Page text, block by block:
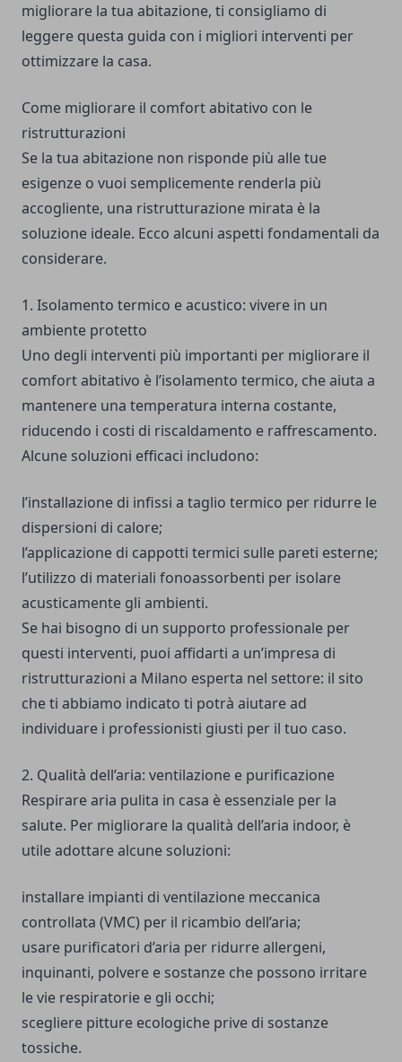
migliorare la tua abitazione, ti consigliamo di
leggere questa guida con i migliori interventi per
ottimizzare la casa.
Come migliorare il comfort abitativo con le
ristrutturazioni
Se la tua abitazione non risponde più alle tue
esigenze o vuoi semplicemente renderla più
accogliente, una ristrutturazione mirata è la
soluzione ideale. Ecco alcuni aspetti fondamentali da
considerare.
1. Isolamento termico e acustico: vivere in un
ambiente protetto
Uno degli interventi più importanti per migliorare il
comfort abitativo è l’isolamento termico, che aiuta a
mantenere una temperatura interna costante,
riducendo i costi di riscaldamento e raffrescamento.
Alcune soluzioni efficaci includono:
l’installazione di infissi a taglio termico per ridurre le
dispersioni di calore;
l’applicazione di cappotti termici sulle pareti esterne;
l’utilizzo di materiali fonoassorbenti per isolare
acusticamente gli ambienti.
Se hai bisogno di un supporto professionale per
questi interventi, puoi affidarti a un’impresa di
ristrutturazioni a Milano esperta nel settore: il sito
che ti abbiamo indicato ti potrà aiutare ad
individuare i professionisti giusti per il tuo caso.
2. Qualità dell’aria: ventilazione e purificazione
Respirare aria pulita in casa è essenziale per la
salute. Per migliorare la qualità dell’aria indoor, è
utile adottare alcune soluzioni:
installare impianti di ventilazione meccanica
controllata (VMC) per il ricambio dell’aria;
usare purificatori d’aria per ridurre allergeni,
inquinanti, polvere e sostanze che possono irritare
le vie respiratorie e gli occhi;
scegliere pitture ecologiche prive di sostanze
tossiche.